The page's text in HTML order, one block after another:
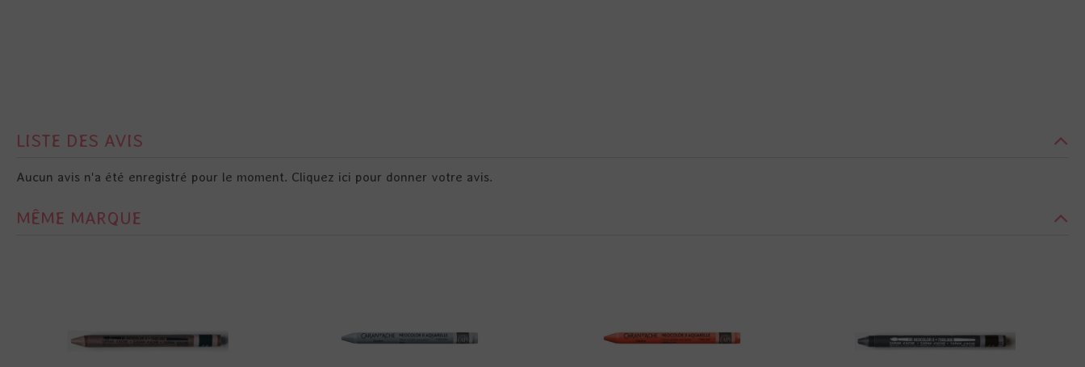
LISTE DES AVIS
Aucun avis n'a été enregistré pour le moment. Cliquez ici pour donner votre avis.
MÊME MARQUE